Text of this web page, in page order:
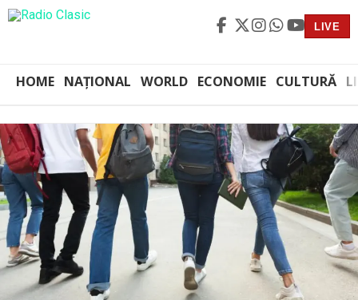
LIVE
HOME NAȚIONAL WORLD ECONOMIE CULTURĂ